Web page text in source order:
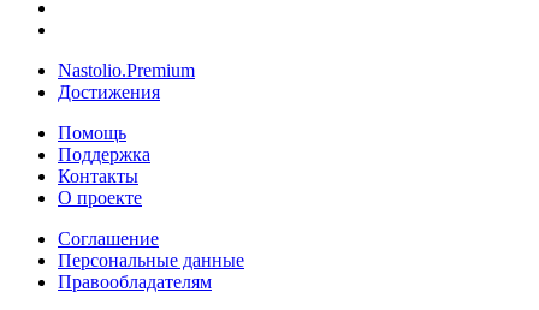
Nastolio.Premium
Достижения
Помощь
Поддержка
Контакты
О проекте
Соглашение
Персональные данные
Правообладателям